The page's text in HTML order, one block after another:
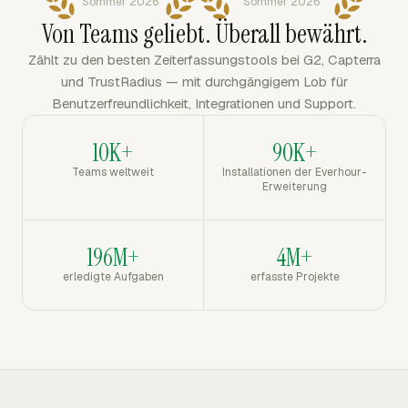
Von Teams geliebt. Überall bewährt.
Zählt zu den besten Zeiterfassungstools bei G2, Capterra
und TrustRadius — mit durchgängigem Lob für
Benutzerfreundlichkeit, Integrationen und Support.
10K+
Teams weltweit
90K+
Installationen der Everhour-
Erweiterung
196M+
erledigte Aufgaben
4M+
erfasste Projekte